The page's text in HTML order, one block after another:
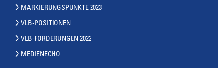
MARKIERUNGSPUNKTE 2023
VLB-POSITIONEN
VLB-FORDERUNGEN 2022
MEDIENECHO